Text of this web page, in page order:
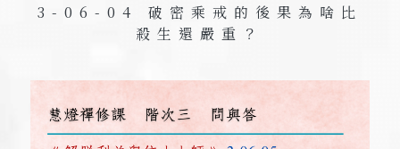
3-06-04 破密乘戒的後果為啥比
殺生還嚴重？